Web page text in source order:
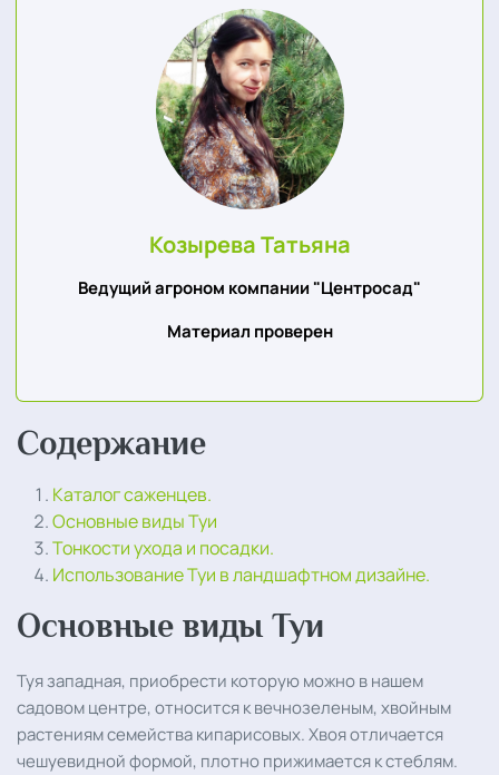
Козырева Татьяна
Ведущий агроном компании "Центросад"
Материал проверен
Содержание
Каталог саженцев.
Основные виды Туи
Тонкости ухода и посадки.
Использование Туи в ландшафтном дизайне.
Основные виды Туи
Туя западная, приобрести которую можно в нашем
садовом центре, относится к вечнозеленым, хвойным
растениям семейства кипарисовых. Хвоя отличается
чешуевидной формой, плотно прижимается к стеблям.